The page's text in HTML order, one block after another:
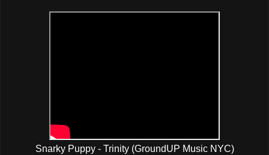
Snarky Puppy - Trinity (GroundUP Music NYC)